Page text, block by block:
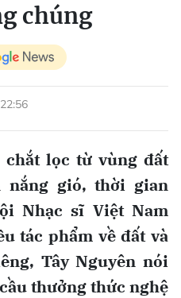
chúng
lọc từ vùng đất
nắng gió, thời gian
Nhạc sĩ Việt Nam
tác phẩm về đất và
Tây Nguyên nói
thưởng thức nghệ